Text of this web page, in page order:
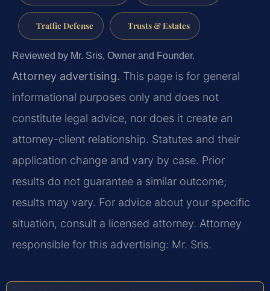
Traffic Defense Trusts & Estates
Reviewed by Mr. Sris, Owner and Founder.
Attorney advertising. This page is for general
informational purposes only and does not
constitute legal advice, nor does it create an
attorney-client relationship. Statutes and their
application change and vary by case. Prior
results do not guarantee a similar outcome;
results may vary. For advice about your specific
situation, consult a licensed attorney. Attorney
responsible for this advertising: Mr. Sris.